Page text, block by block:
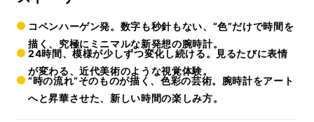
コペンハーゲン発。数字も秒針もない、“色”だけで時間を
描く、究極にミニマルな新発想の腕時計。
24時間、模様が少しずつ変化し続ける。見るたびに表情
が変わる、近代美術のような視覚体験。
“時の流れ”そのものが描く、色彩の芸術。腕時計をアート
へと昇華させた、新しい時間の楽しみ方。